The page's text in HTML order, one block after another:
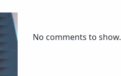
No comments to show.